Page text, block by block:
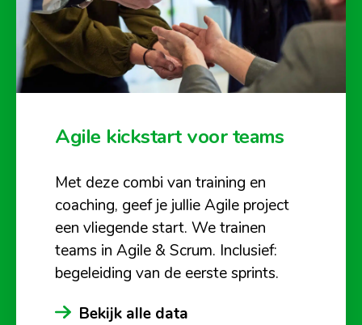
Agile kickstart voor teams
Met deze combi van training en
coaching, geef je jullie Agile project
een vliegende start. We trainen
teams in Agile & Scrum. Inclusief:
begeleiding van de eerste sprints.
Bekijk alle data